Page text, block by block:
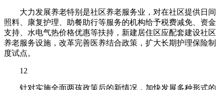
大力发展养老特别是社区养老服务业，对在社区提供日间
照料、康复护理、助餐助行等服务的机构给予税费减免、资金
支持、水电气热价格优惠等扶持，新建居住区应配套建设社区
养老服务设施，改革完善医养结合政策，扩大长期护理保险制
度试点。
12
针对实施全面两孩政策后的新情况，加快发展多种形式的